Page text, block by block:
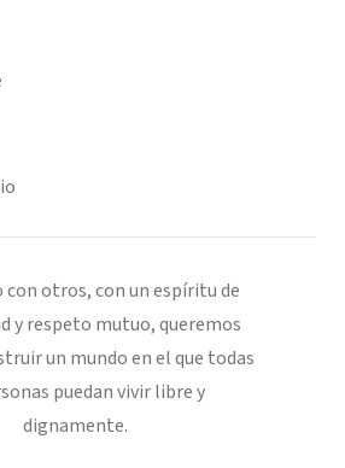
con otros, con un espíritu de
y respeto mutuo, queremos
un mundo en el que todas
puedan vivir libre y
dignamente.